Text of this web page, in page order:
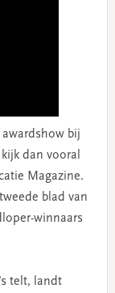
bij
dan vooral
Magazine.
blad van
winnaars
telt, landt